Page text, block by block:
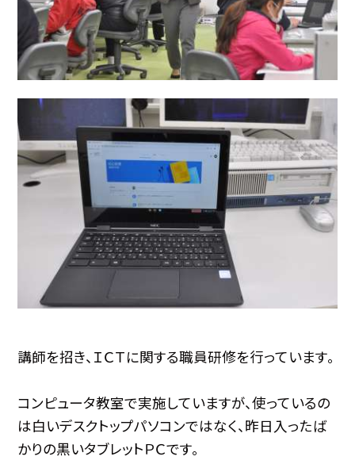
講師を招き、ＩＣＴに関する職員研修を行っています。
コンピュータ教室で実施していますが、使っているの
は白いデスクトップパソコンではなく、昨日入ったば
かりの黒いタブレットＰＣです。